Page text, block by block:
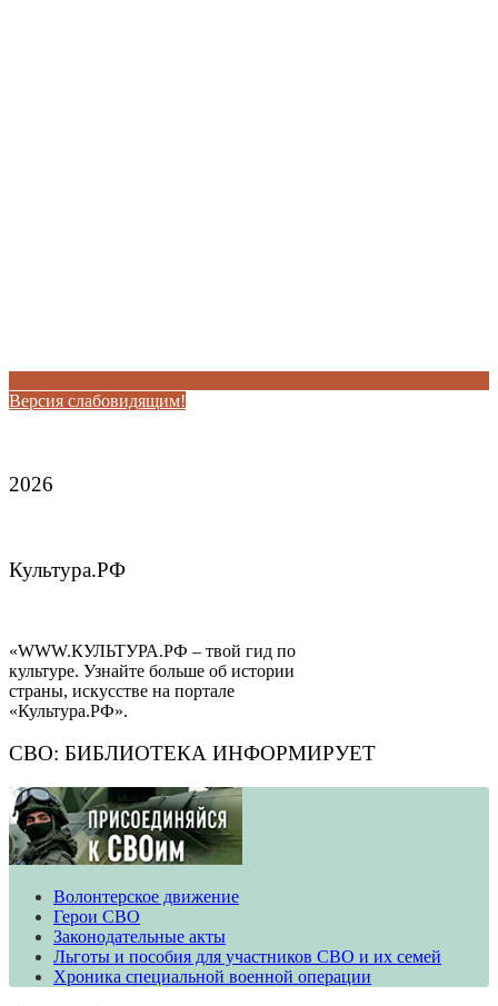
Версия слабовидящим!
2026
Культура.РФ
«WWW.КУЛЬТУРА.РФ – твой гид по
культуре. Узнайте больше об истории
страны, искусстве на портале
«Культура.РФ».
СВО: БИБЛИОТЕКА ИНФОРМИРУЕТ
Волонтерское движение
​​​​​​​Герои СВО
Законодательные акты
Льготы и пособия для участников СВО и их семей
Хроника специальной военной операции